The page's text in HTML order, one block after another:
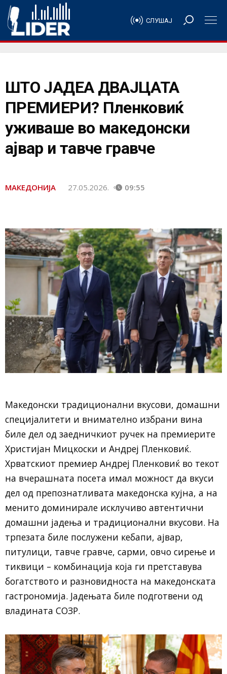
СЛУШАЈ
ШТО ЈАДЕА ДВАЈЦАТА
ПРЕМИЕРИ? Пленковиќ
уживаше во македонски
ајвар и тавче гравче
МАКЕДОНИЈА 27.05.2026. 09:55
Македонски традиционални вкусови, домашни
специјалитети и внимателно избрани вина
биле дел од заедничкиот ручек на премиерите
Христијан Мицкоски и Андреј Пленковиќ.
Хрватскиот премиер Андреј Пленковиќ во текот
на вчерашната посета имал можност да вкуси
дел од препознатливата македонска кујна, а на
менито доминирале исклучиво автентични
домашни јадења и традиционални вкусови. На
трпезата биле послужени кебапи, ајвар,
питулици, тавче гравче, сарми, овчо сирење и
тиквици – комбинација која ги претставува
богатството и разновидноста на македонската
гастрономија. Јадењата биле подготвени од
владината СОЗР.